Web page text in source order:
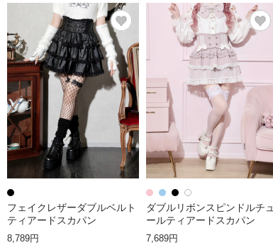
フェイクレザーダブルベルト
ティアードスカパン
8,789円
ダブルリボンスピンドルチュ
ールティアードスカパン
7,689円